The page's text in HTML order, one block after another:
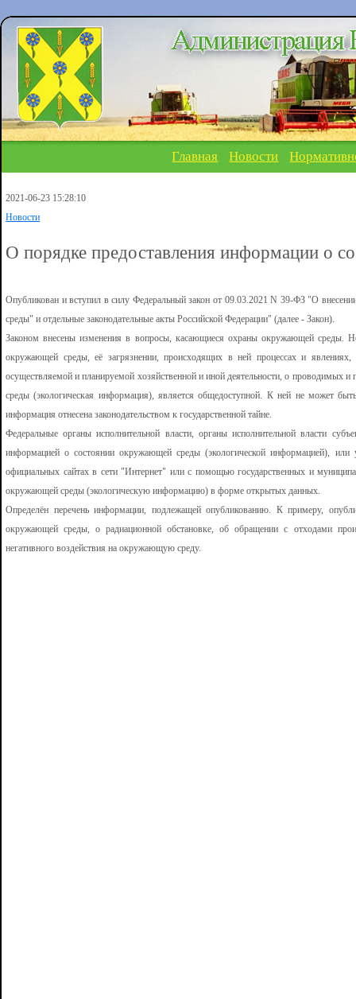
Главная Новости
2021-06-23 15:28:10
Новости
О порядке предоставления информации о
Опубликован и вступил в силу Федеральный закон от 09.03.2021 N 39-ФЗ "О
среды" и отдельные законодательные акты Российской Федерации" (далее - Закон).
Законом внесены изменения в вопросы, касающиеся охраны окружающей среды.
окружающей среды, её загрязнении, происходящих в ней процессах и
осуществляемой и планируемой хозяйственной и иной деятельности, о проводимых
среды (экологическая информация), является общедоступной. К ней не может
информация отнесена законодательством к государственной тайне.
Федеральные органы исполнительной власти, органы исполнительной власти
информацией о состоянии окружающей среды (экологической информацией),
официальных сайтах в сети "Интернет" или с помощью государственных и
окружающей среды (экологическую информацию) в форме открытых данных.
Определён перечень информации, подлежащей опубликованию. К примеру,
окружающей среды, о радиационной обстановке, об обращении с отходами
негативного воздействия на окружающую среду.